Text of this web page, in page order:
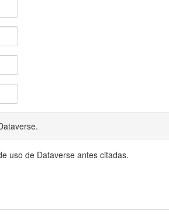
uso de Dataverse antes citadas.